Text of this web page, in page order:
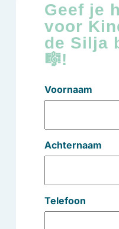
Geef je
voor
de Silja
🎼!
Voornaam
Achternaam
Telefoon